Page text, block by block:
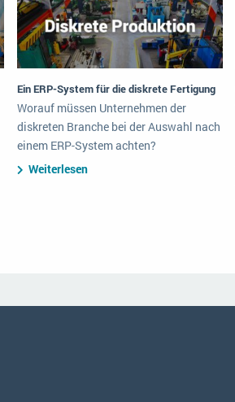
Ein ERP-System für die diskrete Fertigung
Worauf müssen Unternehmen der
diskreten Branche bei der Auswahl nach
einem ERP-System achten?
Weiterlesen